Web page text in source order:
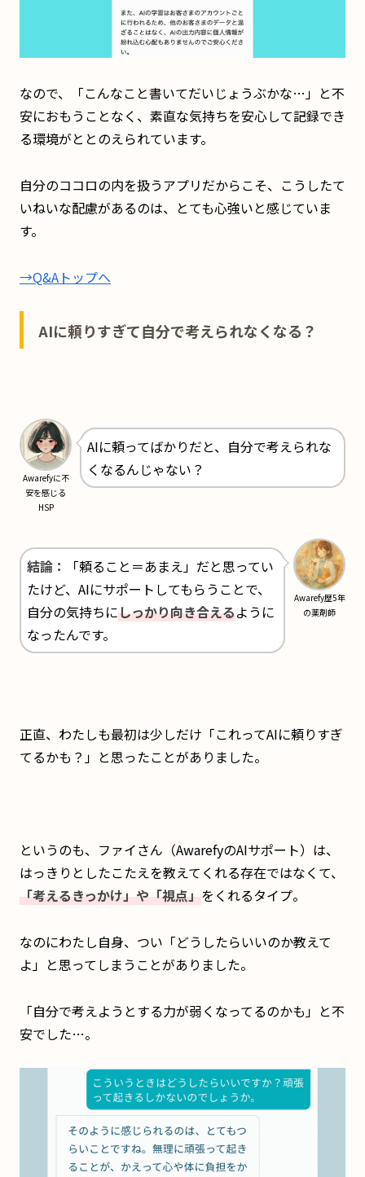
なので、「こんなこと書いてだいじょうぶかな…」と不
安におもうことなく、素直な気持ちを安心して記録でき
る環境がととのえられています。
自分のココロの内を扱うアプリだからこそ、こうしたて
いねいな配慮があるのは、とても心強いと感じていま
す。
→Q&Aトップへ
AIに頼りすぎて自分で考えられなくなる？
Awarefyに不
安を感じる
HSP
AIに頼ってばかりだと、自分で考えられな
くなるんじゃない？
Awarefy歴5年
の薬剤師
結論：
「頼ること＝あまえ」だと思ってい
たけど、AIにサポートしてもらうことで、
自分の気持ちにしっかり向き合えるように
なったんです。
正直、わたしも最初は少しだけ「これってAIに頼りすぎ
てるかも？」と思ったことがありました。
というのも、ファイさん（AwarefyのAIサポート）は、
はっきりとしたこたえを教えてくれる存在ではなくて、
「考えるきっかけ」や「視点」をくれるタイプ。
なのにわたし自身、つい「どうしたらいいのか教えて
よ」と思ってしまうことがありました。
「自分で考えようとする力が弱くなってるのかも」と不
安でした…。